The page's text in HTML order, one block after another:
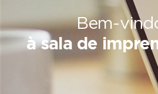
Bem-
à sala de